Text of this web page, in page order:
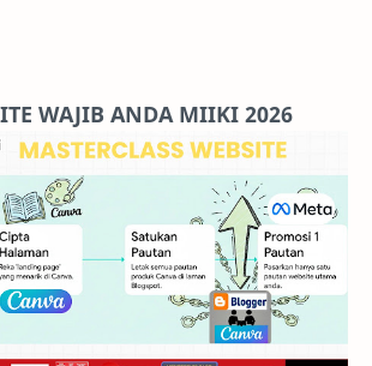
Features
Pricing
Services
RTL Mode
WAJIB ANDA MIIKI 2026